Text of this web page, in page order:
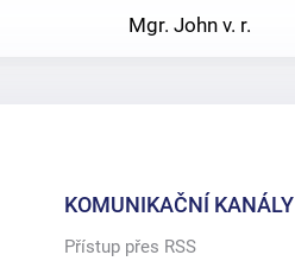
Mgr. John v. r.
KOMUNIKAČNÍ KANÁLY
Přístup přes RSS